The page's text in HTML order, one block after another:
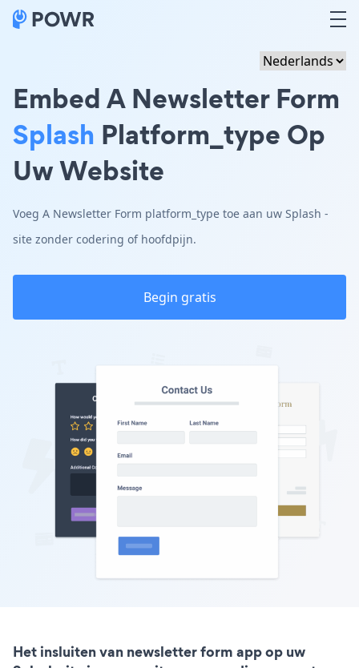
Embed A Newsletter Form
Splash Platform_type Op
Uw Website
Voeg A Newsletter Form platform_type toe aan uw Splash -
site zonder codering of hoofdpijn.
Begin gratis
Het insluiten van newsletter form app op uw